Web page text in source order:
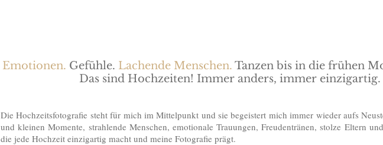
Emotionen. Gefühle. Lachende Menschen. Tanzen bis in die frühen
Das sind Hochzeiten! Immer anders, immer einzigartig.
Die Hochzeitsfotografie steht für mich im Mittelpunkt und sie begeistert mich immer wieder aufs
und kleinen Momente, strahlende Menschen, emotionale Trauungen, Freudentränen, stolze Eltern
die jede Hochzeit einzigartig macht und meine Fotografie prägt.